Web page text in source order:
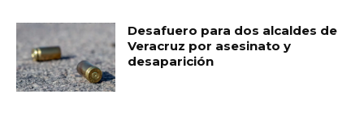
Desafuero para dos alcaldes de
Veracruz por asesinato y
desaparición